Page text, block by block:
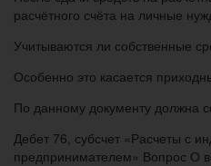
расчётного счёта на личные
Учитываются ли собственные
Особенно это касается
По данному документу должна
Дебет 76, субсчет «Расчеты с
предпринимателем» Вопрос О